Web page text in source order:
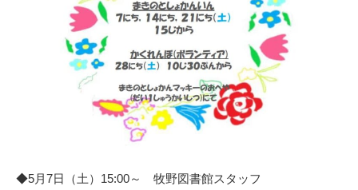
◆5月7日（土）15:00～ 牧野図書館スタッフ